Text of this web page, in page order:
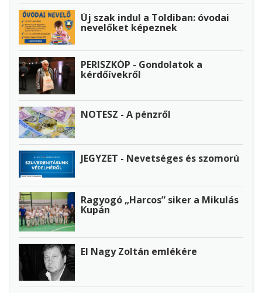
Új szak indul a Toldiban: óvodai
nevelőket képeznek
PERISZKÓP - Gondolatok a
kérdőívekről
NOTESZ - A pénzről
JEGYZET - Nevetséges és szomorú
Ragyogó „Harcos” siker a Mikulás
Kupán
El Nagy Zoltán emlékére